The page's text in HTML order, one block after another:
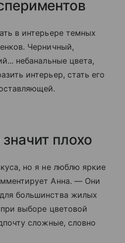
в интерьере темных
Черничный,
небанальные цвета,
интерьер, стать его
плохо
но я не люблю яркие
Анна. — Они
большинства жилых
выборе цветовой
сложные, словно